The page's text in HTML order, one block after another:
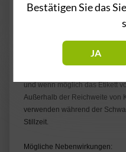
und wenn möglich das Etikett
Außerhalb der Reichweite von
verwenden während der
Stillzeit.
Mögliche Nebenwirkungen:
Bestätigen Sie das
JA